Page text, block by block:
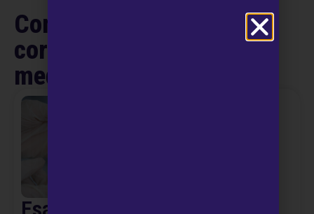
Come prepararsi
correttamente agli esami
medici